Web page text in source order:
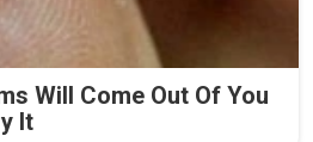
Will Come Out Of You
It